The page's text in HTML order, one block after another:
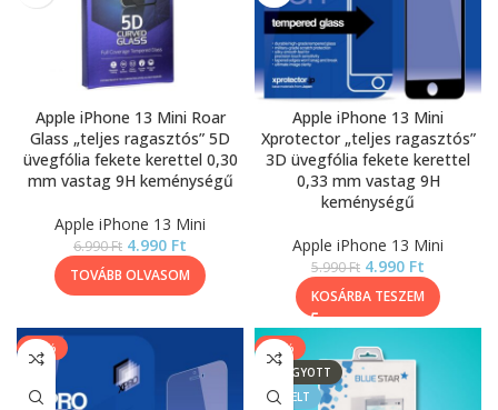
Apple iPhone 13 Mini Roar
Glass „teljes ragasztós” 5D
üvegfólia fekete kerettel 0,30
mm vastag 9H keménységű
Apple iPhone 13 Mini
6.990Ft 4.990 Ft
TOVÁBB OLVASOM
Apple iPhone 13 Mini
Xprotector „teljes ragasztós”
3D üvegfólia fekete kerettel
0,33 mm vastag 9H
keménységű
Apple iPhone 13 Mini
5.990Ft 4.990 Ft
KOSÁRBA TESZEM
-13%
-39%
ELFOGYOTT
KIEMELT